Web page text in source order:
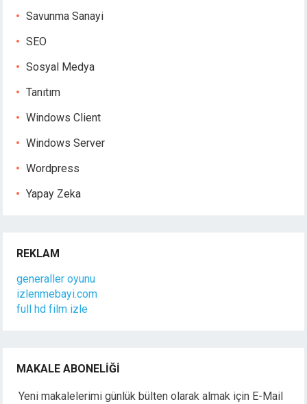
Savunma Sanayi
SEO
Sosyal Medya
Tanıtım
Windows Client
Windows Server
Wordpress
Yapay Zeka
REKLAM
generaller oyunu
izlenmebayi.com
full hd film izle
MAKALE ABONELIĞI
Yeni makalelerimi günlük bülten olarak almak için E-Mail